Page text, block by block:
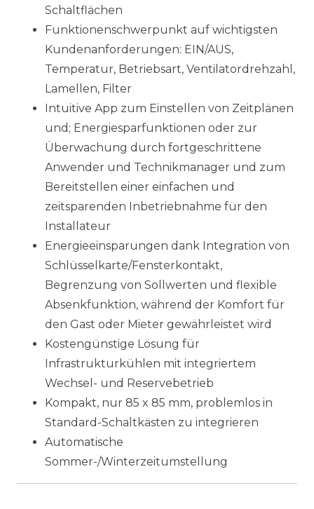
Schaltflächen
Funktionenschwerpunkt auf wichtigsten
Kundenanforderungen: EIN/AUS,
Temperatur, Betriebsart, Ventilatordrehzahl,
Lamellen, Filter
Intuitive App zum Einstellen von Zeitplänen
und; Energiesparfunktionen oder zur
Überwachung durch fortgeschrittene
Anwender und Technikmanager und zum
Bereitstellen einer einfachen und
zeitsparenden Inbetriebnahme für den
Installateur
Energieeinsparungen dank Integration von
Schlüsselkarte/Fensterkontakt,
Begrenzung von Sollwerten und flexible
Absenkfunktion, während der Komfort für
den Gast oder Mieter gewährleistet wird
Kostengünstige Lösung für
Infrastrukturkühlen mit integriertem
Wechsel- und Reservebetrieb
Kompakt, nur 85 x 85 mm, problemlos in
Standard-Schaltkästen zu integrieren
Automatische
Sommer-/Winterzeitumstellung